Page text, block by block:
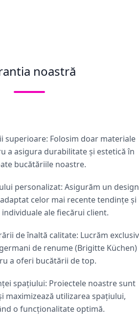
noastră
superioare: Folosim doar materiale
a asigura durabilitate și estetică în
bucătăriile noastre.
personalizat: Asigurăm un design
celor mai recente tendințe și
ale fiecărui client.
de înaltă calitate: Lucrăm exclusiv
de renume (Brigitte Küchen)
a oferi bucătării de top.
spațiului: Proiectele noastre sunt
maximizează utilizarea spațiului,
o funcționalitate optimă.